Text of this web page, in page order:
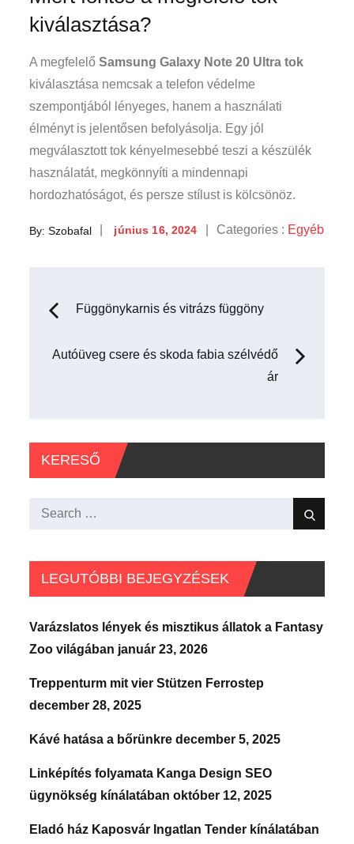
kiválasztása?
A megfelelőSamsung Galaxy Note 20 Ultra tok
kiválasztása nemcsak a telefon védelme
szempontjából lényeges, hanem a használati
élményt is jelentősen befolyásolja. Egy jól
megválasztott tok kényelmesebbé teszi a készülék
használatát, megkönnyíti a mindennapi
hordozhatóságot, és persze stílust is kölcsönöz.
By:Szobafal
Posted
június 16, 2024
Categories
Categories : Egyéb
Bejegyzés
navigáció
Függönykarnis és vitrázs függöny
Autóüveg csere és skoda fabia szélvédő
ár
KERESŐ
Search
Search
LEGUTÓBBI BEJEGYZÉSEK
Varázslatos lények és misztikus állatok a Fantasy
Zoo világában január 23, 2026
Treppenturm mit vier Stützen Ferrostep
december 28, 2025
Kávé hatása a bőrünkre december 5, 2025
Linképítés folyamata Kanga Design SEO
ügynökség kínálatában október 12, 2025
Eladó ház Kaposvár Ingatlan Tender kínálatában